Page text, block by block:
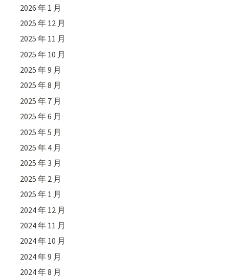
2026 年 1 月
2025 年 12 月
2025 年 11 月
2025 年 10 月
2025 年 9 月
2025 年 8 月
2025 年 7 月
2025 年 6 月
2025 年 5 月
2025 年 4 月
2025 年 3 月
2025 年 2 月
2025 年 1 月
2024 年 12 月
2024 年 11 月
2024 年 10 月
2024 年 9 月
2024 年 8 月